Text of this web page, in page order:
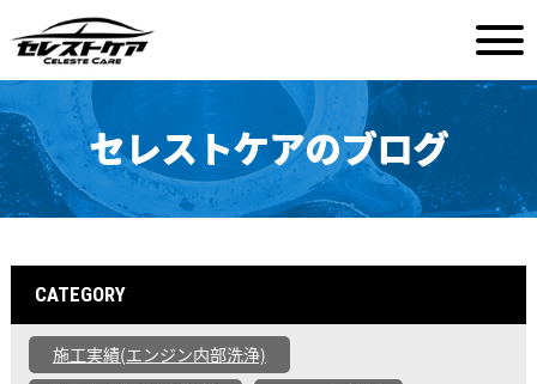
セレストケアのブログ
CATEGORY
施工実績(エンジン内部洗浄)